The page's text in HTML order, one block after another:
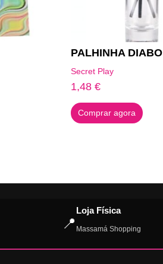
PALHINHA DIABO
Secret Play
1,48€
Comprar agora
📍
Loja Física
Massamá Shopping